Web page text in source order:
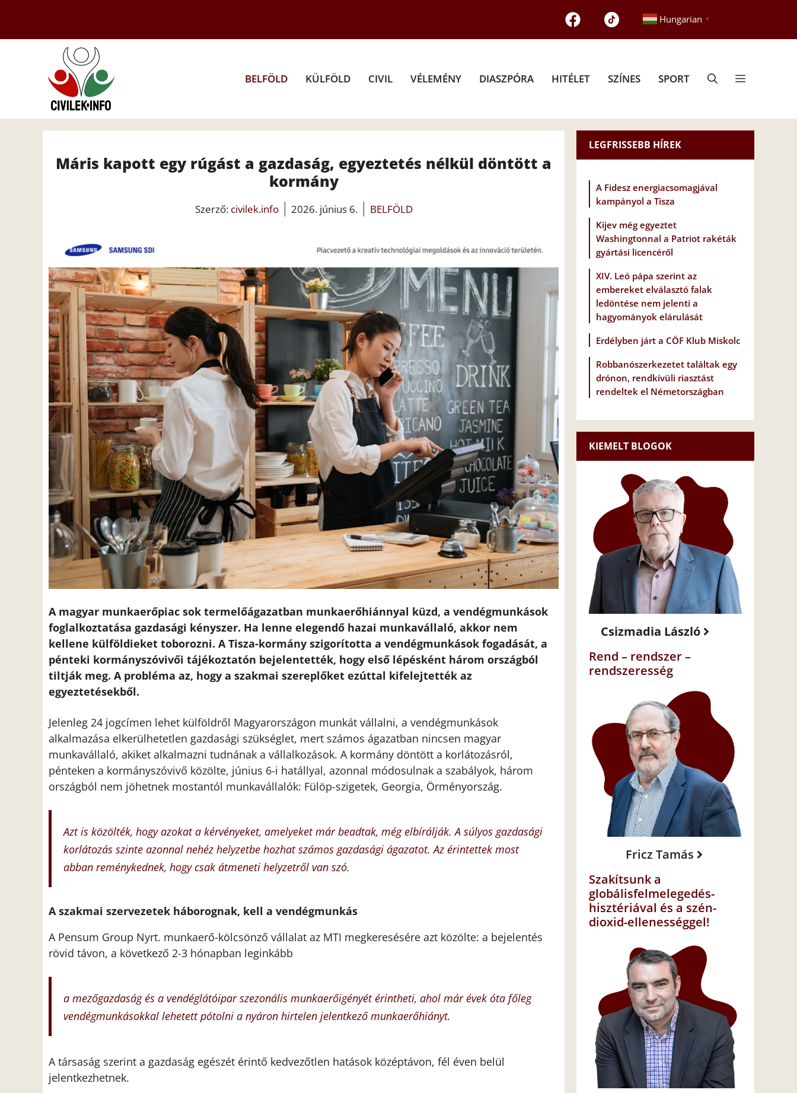
tartalomba
Hungarian ▼
BELFÖLD KÜLFÖLD CIVIL VÉLEMÉNY DIASZPÓRA HITÉLET SZÍNES SPORT
Máris kapott egy rúgást a gazdaság, egyeztetés nélkül döntött a
kormány
Szerző: civilek.info 2026. június 6. BELFÖLD
A magyar munkaerőpiac sok termelőágazatban munkaerőhiánnyal küzd, a vendégmunkások
foglalkoztatása gazdasági kényszer. Ha lenne elegendő hazai munkavállaló, akkor nem
kellene külföldieket toborozni. A Tisza-kormány szigorította a vendégmunkások fogadását, a
pénteki kormányszóvivői tájékoztatón bejelentették, hogy első lépésként három országból
tiltják meg. A probléma az, hogy a szakmai szereplőket ezúttal kifelejtették az
egyeztetésekből.
Jelenleg 24 jogcímen lehet külföldről Magyarországon munkát vállalni, a vendégmunkások
alkalmazása elkerülhetetlen gazdasági szükséglet, mert számos ágazatban nincsen magyar
munkavállaló, akiket alkalmazni tudnának a vállalkozások. A kormány döntött a korlátozásról,
pénteken a kormányszóvivő közölte, június 6-i hatállyal, azonnal módosulnak a szabályok, három
országból nem jöhetnek mostantól munkavállalók: Fülöp-szigetek, Georgia, Örményország.
Azt is közölték, hogy azokat a kérvényeket, amelyeket már beadtak, még elbírálják. A súlyos gazdasági
korlátozás szinte azonnal nehéz helyzetbe hozhat számos gazdasági ágazatot. Az érintettek most
abban reménykednek, hogy csak átmeneti helyzetről van szó.
A szakmai szervezetek háborognak, kell a vendégmunkás
A Pensum Group Nyrt. munkaerő-kölcsönző vállalat az MTI megkeresésére azt közölte: a bejelentés
rövid távon, a következő 2-3 hónapban leginkább
a mezőgazdaság és a vendéglátóipar szezonális munkaerőigényét érintheti, ahol már évek óta főleg
vendégmunkásokkal lehetett pótolni a nyáron hirtelen jelentkező munkaerőhiányt.
A társaság szerint a gazdaság egészét érintő kedvezőtlen hatások középtávon, fél éven belül
jelentkezhetnek.
LEGFRISSEBB HÍREK
A Fidesz energiacsomagjával
kampányol a Tisza
Kijev még egyeztet
Washingtonnal a Patriot rakéták
gyártási licencéről
XIV. Leó pápa szerint az
embereket elválasztó falak
ledöntése nem jelenti a
hagyományok elárulását
Erdélyben járt a CÖF Klub Miskolc
Robbanószerkezetet találtak egy
drónon, rendkívüli riasztást
rendeltek el Németországban
KIEMELT BLOGOK
Csizmadia László
Rend – rendszer –
rendszeresség
Fricz Tamás
Szakítsunk a
globálisfelmelegedés-
hisztériával és a szén-
dioxid-ellenességgel!